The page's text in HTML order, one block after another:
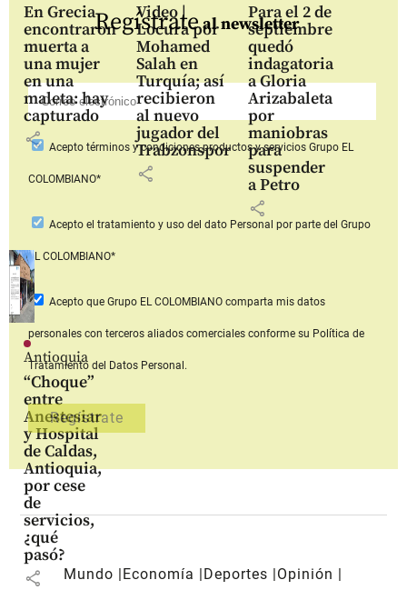
En Grecia
encontraron
muerta a
una mujer
en una
maleta: hay
capturado
share
Video |
Locura por
Mohamed
Salah en
Turquía; así
recibieron
al nuevo
jugador del
Trabzonspor
share
Para el 2 de
septiembre
quedó
indagatoria
a Gloria
Arizabaleta
por
maniobras
para
suspender
a Petro
share
Antioquia
“Choque”
entre
Anestesiar
y Hospital
de Caldas,
Antioquia,
por cese
de
servicios,
¿qué
pasó?
share
Regístrateal newsletter
Aceptotérminos y condiciones productos y serviciosGrupo EL
COLOMBIANO*
Acepto el tratamiento y uso del dato Personal por parte del Grupo
EL COLOMBIANO*
Acepto que Grupo EL COLOMBIANOcomparta mis datos
personales con terceros aliados comerciales conforme su Política de
Tratamiento del Datos Personal.
Mundo Economía Deportes
Opinión